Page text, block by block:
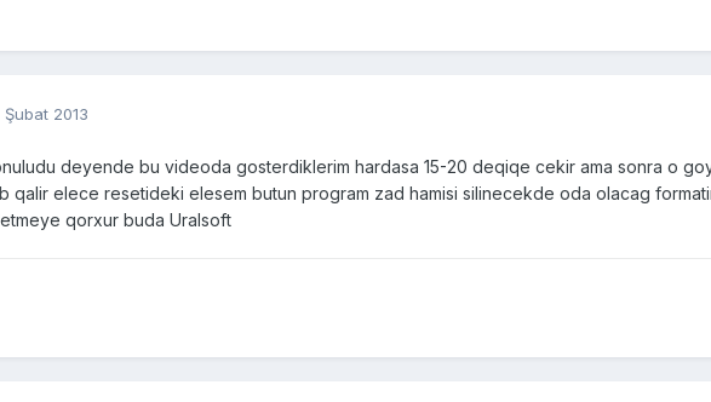
Şubat 2013
deyende bu videoda gosterdiklerim hardasa 15-20 deqiqe cekir ama sonra o
qalir elece resetideki elesem butun program zad hamisi silinecekde oda olacag
qorxur buda Uralsoft